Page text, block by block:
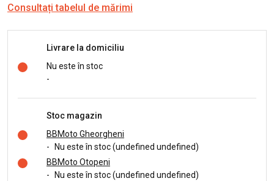
Consultați tabelul de mărimi
Livrare la domiciliu
Nu este în stoc
-
Stoc magazin
BBMoto Gheorgheni
-
Nu este în stoc (undefined undefined)
BBMoto Otopeni
-
Nu este în stoc (undefined undefined)